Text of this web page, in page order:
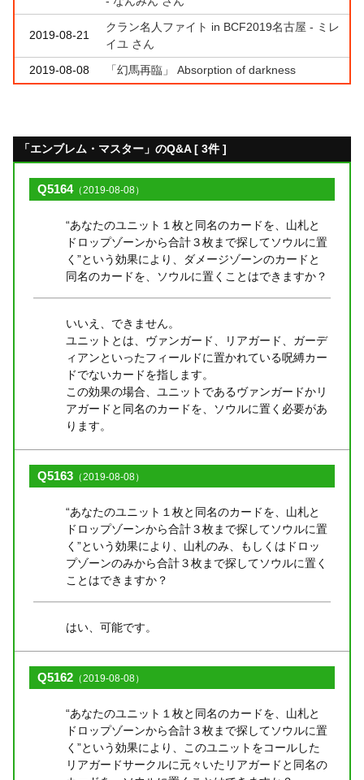
2019-08-21
クラン名人ファイト in BCF2019名古屋 - ミレ
イユ さん
2019-08-08
「幻馬再臨」 Absorption of darkness
「エンブレム・マスター」のQ&A [ 3件 ]
Q5164（2019-08-08）
“あなたのユニット１枚と同名のカードを、山札と
ドロップゾーンから合計３枚まで探してソウルに置
く”という効果により、ダメージゾーンのカードと
同名のカードを、ソウルに置くことはできますか？
いいえ、できません。
ユニットとは、ヴァンガード、リアガード、ガーデ
ィアンといったフィールドに置かれている呪縛カー
ドでないカードを指します。
この効果の場合、ユニットであるヴァンガードかリ
アガードと同名のカードを、ソウルに置く必要があ
ります。
Q5163 （2019-08-08）
“あなたのユニット１枚と同名のカードを、山札と
ドロップゾーンから合計３枚まで探してソウルに置
く”という効果により、山札のみ、もしくはドロッ
プゾーンのみから合計３枚まで探してソウルに置く
ことはできますか？
はい、可能です。
Q5162 （2019-08-08）
“あなたのユニット１枚と同名のカードを、山札と
ドロップゾーンから合計３枚まで探してソウルに置
く”という効果により、このユニットをコールした
リアガードサークルに元々いたリアガードと同名の